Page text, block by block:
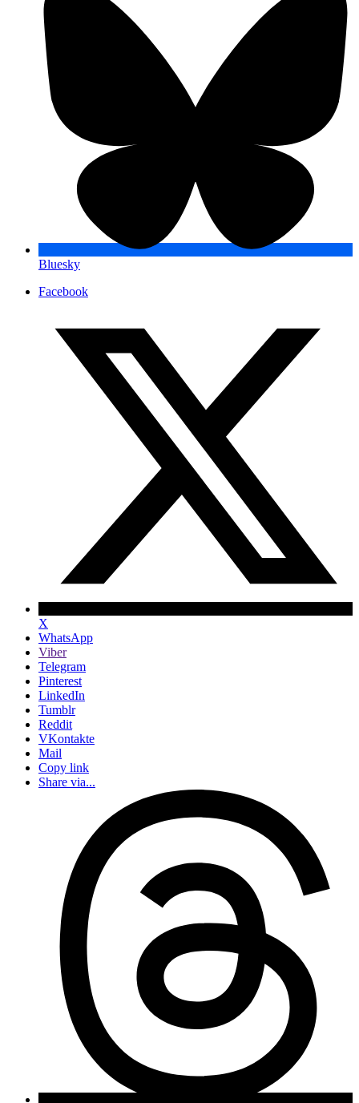
Bluesky
Facebook
X
WhatsApp
Viber
Telegram
Pinterest
LinkedIn
Tumblr
Reddit
VKontakte
Mail
Copy link
Share via...